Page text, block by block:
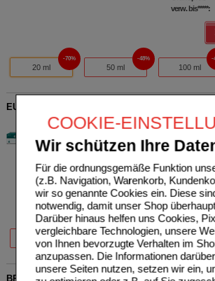
COOKIE-
Wir schützen Ihre
Für die ordnungsgemäße Funktion
(z.B. Navigation, Warenkorb,
wir so genannte Cookies ein. Diese
notwendig, damit unser Shop
Darüber hinaus helfen uns Cookies,
vergleichbare Technologien, unsere
von Ihnen bevorzugte Verhalten im
anzupassen. Die Informationen
unsere Seiten nutzen, setzen wir ein,
verw. bis*****:
20 ml
70%
50 ml
48%
100 ml
EUCABAL Balsam S
Aristo Pharma GmbH
50ml Creme Unser Preis*
Grundpreis
verw. bis*****:
25 ml
70% 70%
100 ml
BROMUC akut 600 mg Hustenlöser